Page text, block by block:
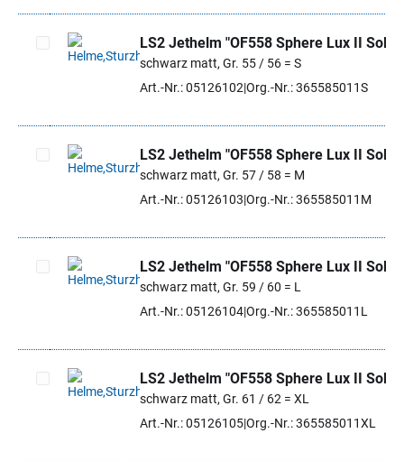
Artikel auswählen
LS2 Jethelm "OF558 Sphere Lux II Solid"
schwarz matt, Gr. 55 / 56 = S
Art.-Nr.: 05126102 Org.-Nr.: 365585011S
Artikel auswählen
LS2 Jethelm "OF558 Sphere Lux II Solid"
schwarz matt, Gr. 57 / 58 = M
Art.-Nr.: 05126103 Org.-Nr.: 365585011M
Artikel auswählen
LS2 Jethelm "OF558 Sphere Lux II Solid"
schwarz matt, Gr. 59 / 60 = L
Art.-Nr.: 05126104Org.-Nr.: 365585011L
Artikel auswählen
LS2 Jethelm "OF558 Sphere Lux II Solid"
schwarz matt, Gr. 61 / 62 = XL
Art.-Nr.: 05126105Org.-Nr.: 365585011XL